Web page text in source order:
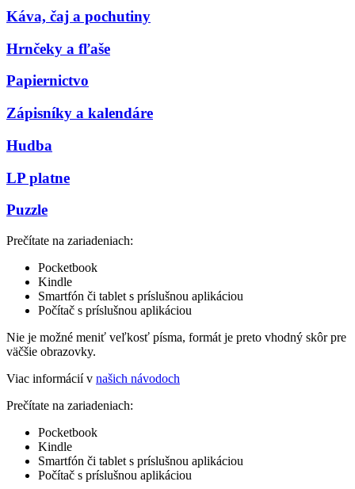
Káva, čaj a pochutiny
Hrnčeky a fľaše
Papiernictvo
Zápisníky a kalendáre
Hudba
LP platne
Puzzle
Prečítate na zariadeniach:
Pocketbook
Kindle
Smartfón či tablet s príslušnou aplikáciou
Počítač s príslušnou aplikáciou
Nie je možné meniť veľkosť písma, formát je preto vhodný skôr pre
väčšie obrazovky.
Viac informácií v našich návodoch
Prečítate na zariadeniach:
Pocketbook
Kindle
Smartfón či tablet s príslušnou aplikáciou
Počítač s príslušnou aplikáciou